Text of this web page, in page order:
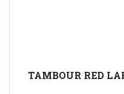
TAMBOUR RED